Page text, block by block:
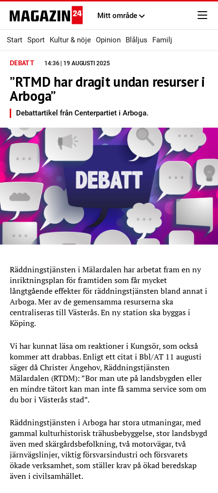
Mitt område
Start Sport Kultur & nöje Opinion Blåljus Familj
DEBATT 14:36 | 19 AUGUSTI 2025
”RTMD har dragit undan resurser i
Arboga”
Debattartikel från Centerpartiet i Arboga.
Räddningstjänsten i Mälardalen har arbetat fram en ny
inriktningsplan för framtiden som får mycket
långtgående effekter för räddningstjänsten bland annat i
Arboga. Mer av de gemensamma resurserna ska
centraliseras till Västerås. En ny station ska byggas i
Köping.
Vi har kunnat läsa om reaktioner i Kungsör, som också
kommer att drabbas. Enligt ett citat i Bbl/AT 11 augusti
säger då Christer Ängehov, Räddningstjänsten
Mälardalen (RTDM): ”Bor man ute på landsbygden eller
en mindre tätort kan man inte få samma service som om
du bor i Västerås stad”.
Räddningstjänsten i Arboga har stora utmaningar, med
gammal kulturhistorisk trähusbebyggelse, stor landsbygd
även med skärgårdsbefolkning, två motorvägar, två
järnvägslinjer, viktig försvarsindustri och försvarets
ökade verksamhet, som ställer krav på ökad beredskap
även i civilsamhället.